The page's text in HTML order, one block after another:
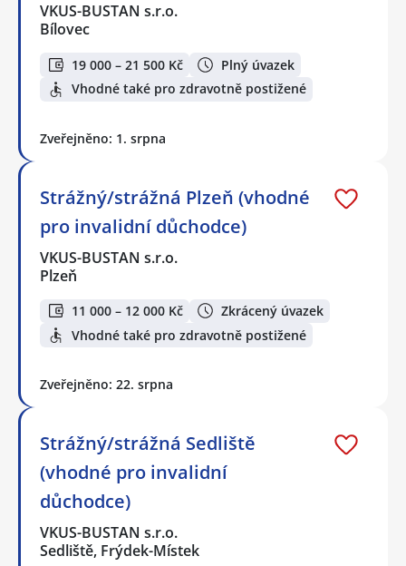
VKUS-BUSTAN s.r.o.
Bílovec
19 000 – 21 500 Kč
Plný úvazek
Vhodné také pro zdravotně postižené
Zveřejněno: 1. srpna
Strážný/strážná Plzeň (vhodné
pro invalidní důchodce)
VKUS-BUSTAN s.r.o.
Plzeň
11 000 – 12 000 Kč
Zkrácený úvazek
Vhodné také pro zdravotně postižené
Zveřejněno: 22. srpna
Strážný/strážná Sedliště
(vhodné pro invalidní
důchodce)
VKUS-BUSTAN s.r.o.
Sedliště, Frýdek-Místek